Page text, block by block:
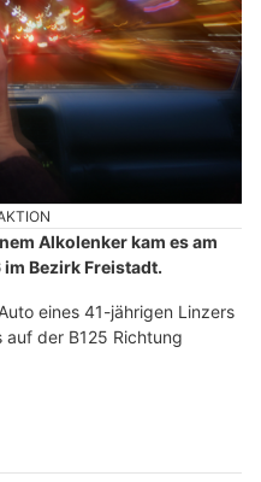
Alkolenker kam es am
Bezirk Freistadt.
eines 41-jährigen Linzers
der B125 Richtung